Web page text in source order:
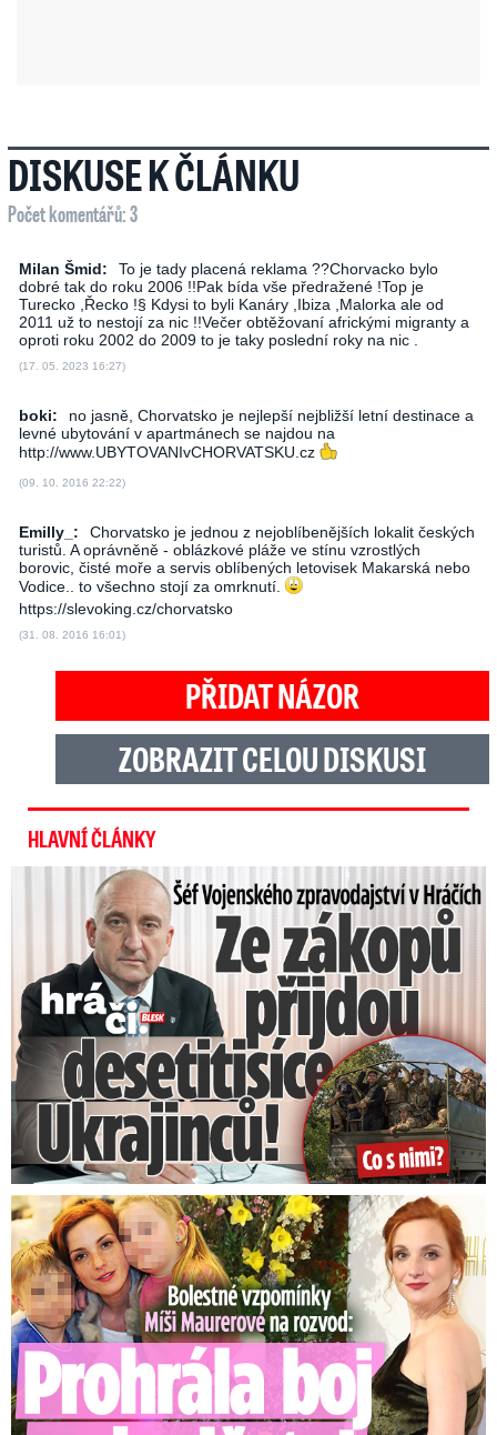
DISKUSE K ČLÁNKU
Počet komentářů: 3
Milan Šmid:
To je tady placená reklama ??Chorvacko bylo
dobré tak do roku 2006 !!Pak bída vše předražené !Top je
Turecko ,Řecko !§ Kdysi to byli Kanáry ,Ibiza ,Malorka ale od
2011 už to nestojí za nic !!Večer obtěžovaní africkými migranty a
oproti roku 2002 do 2009 to je taky poslední roky na nic .
(17. 05. 2023 16:27)
boki:
no jasně, Chorvatsko je nejlepší nejbližší letní destinace a
levné ubytování v apartmánech se najdou na
http://www.UBYTOVANIvCHORVATSKU.cz
(09. 10. 2016 22:22)
Emilly_:
Chorvatsko je jednou z nejoblíbenějších lokalit českých
turistů. A oprávněně - oblázkové pláže ve stínu vzrostlých
borovic, čisté moře a servis oblíbených letovisek Makarská nebo
Vodice.. to všechno stojí za omrknutí.
https://slevoking.cz/chorvatsko
(31. 08. 2016 16:01)
PŘIDAT NÁZOR
ZOBRAZIT CELOU DISKUSI
HLAVNÍ ČLÁNKY
Šéf Vojenského zpravodajství: Přijdou desetitisíce Ukrajinců
Bolestné vzpomínky Míši Maurerové: Prohrála boj o dvojčata!